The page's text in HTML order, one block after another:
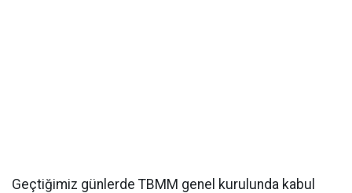
Geçtiğimiz günlerde TBMM genel kurulunda kabul